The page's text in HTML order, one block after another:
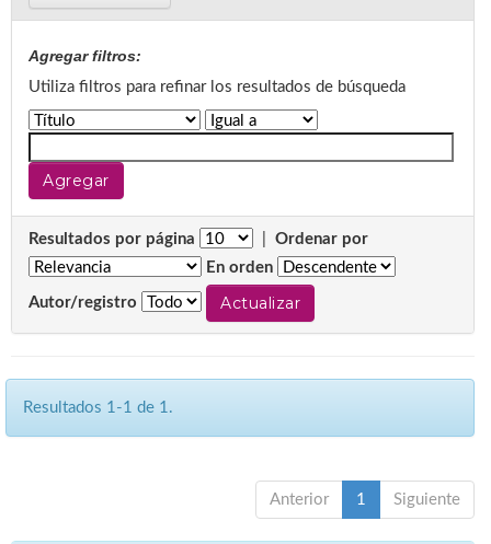
Agregar filtros:
Utiliza filtros para refinar los resultados de búsqueda
Resultados por página
Ordenar por
En orden
Autor/registro
Resultados 1-1 de 1.
Anterior 1 Siguiente